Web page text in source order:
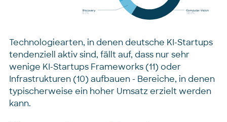
Technologiearten, in denen deutsche KI-Startups
tendenziell aktiv sind, fällt auf, dass nur sehr
wenige KI-Startups Frameworks (11) oder
Infrastrukturen (10) aufbauen - Bereiche, in denen
typischerweise ein hoher Umsatz erzielt werden
kann.